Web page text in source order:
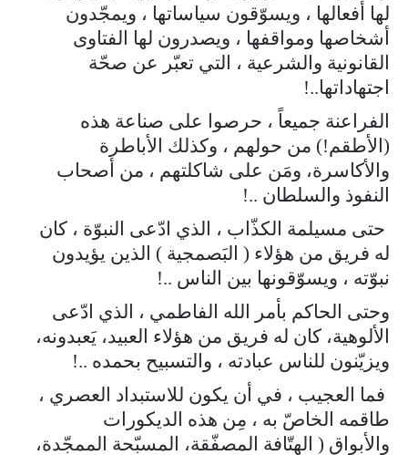
لها أفعالها ، ويسوّقون سياساتها ، ويمجّدون
أشخاصها ومواقفها ، ويصدرون لها الفتاوى
القانونية والشرعية ، التي تعبّر عن صحّة
اجتهاداتها..!
الفراعنة جميعاً ، حرصوا على صناعة هذه
(الأطقم!) من حولهم ، وكذلك الأباطرة
والأكاسرة، ومَن على شاكلتهم ، من أصحاب
النفوذ والسلطان ..!
حتى مسيلمة الكذّاب ، الذي ادّعى النبوّة ، كان
له فريق من هؤلاء ( البَصمجية ) الذين يؤيدون
نبوّته ، ويسوّقونها بين الناس ..!
وحتى الحاكم بأمر الله الفاطمي ، الذي ادّعى
الألوهية، كان له فريق من هؤلاء العبيد، يَعبدونه،
ويزيّنون للناس عبادته ، والتسبيح بحمده ..!
فما العجيب ، في أن يكون للاستبداد العصري ،
طاقمه الخاصّ به ، مِن هذه الديكورات
والأبواق ( الهتّافة المصفّقة، المسبّحة الممجّدة،